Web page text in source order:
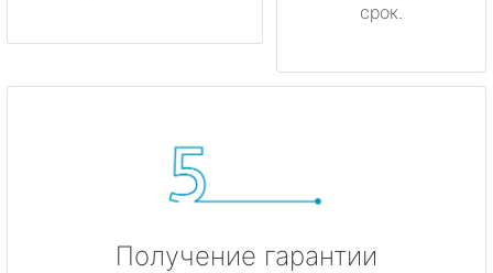
срок.
Получение гарантии